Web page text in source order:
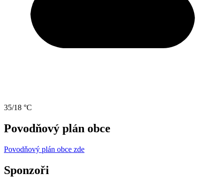
35/18 °C
Povodňový plán obce
Povodňový plán obce zde
Sponzoři